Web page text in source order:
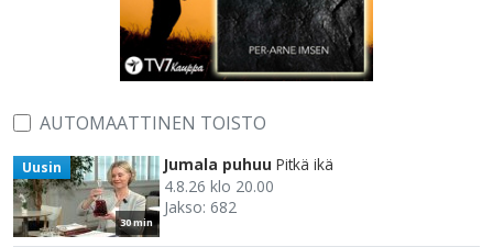
AUTOMAATTINEN TOISTO
30 min
Uusin Jumala puhuu Pitkä ikä
4.8.26 klo 20.00
Jakso: 682